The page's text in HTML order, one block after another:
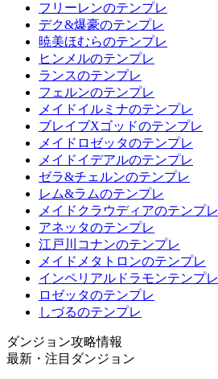
フリーレンのテンプレ
デク&爆豪のテンプレ
暁美ほむらのテンプレ
ヒンメルのテンプレ
ランスのテンプレ
フェルンのテンプレ
メイドイルミナのテンプレ
ブレイブXゴッドのテンプレ
メイドロゼッタのテンプレ
メイドイデアルのテンプレ
ゼラ&チェルンのテンプレ
レム&ラムのテンプレ
メイドクラウディアのテンプレ
アネッタのテンプレ
江戸川コナンのテンプレ
メイドメタトロンのテンプレ
インペリアルドラモンテンプレ
ロゼッタのテンプレ
しづるのテンプレ
ダンジョン攻略情報
最新・注目ダンジョン